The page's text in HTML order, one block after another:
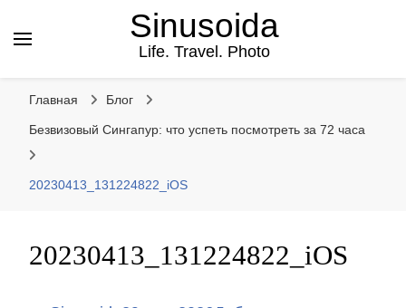
Sinusoida
Life. Travel. Photo
Главная Блог
Безвизовый Сингапур: что успеть посмотреть за 72 часа
20230413_131224822_iOS
20230413_131224822_iOS